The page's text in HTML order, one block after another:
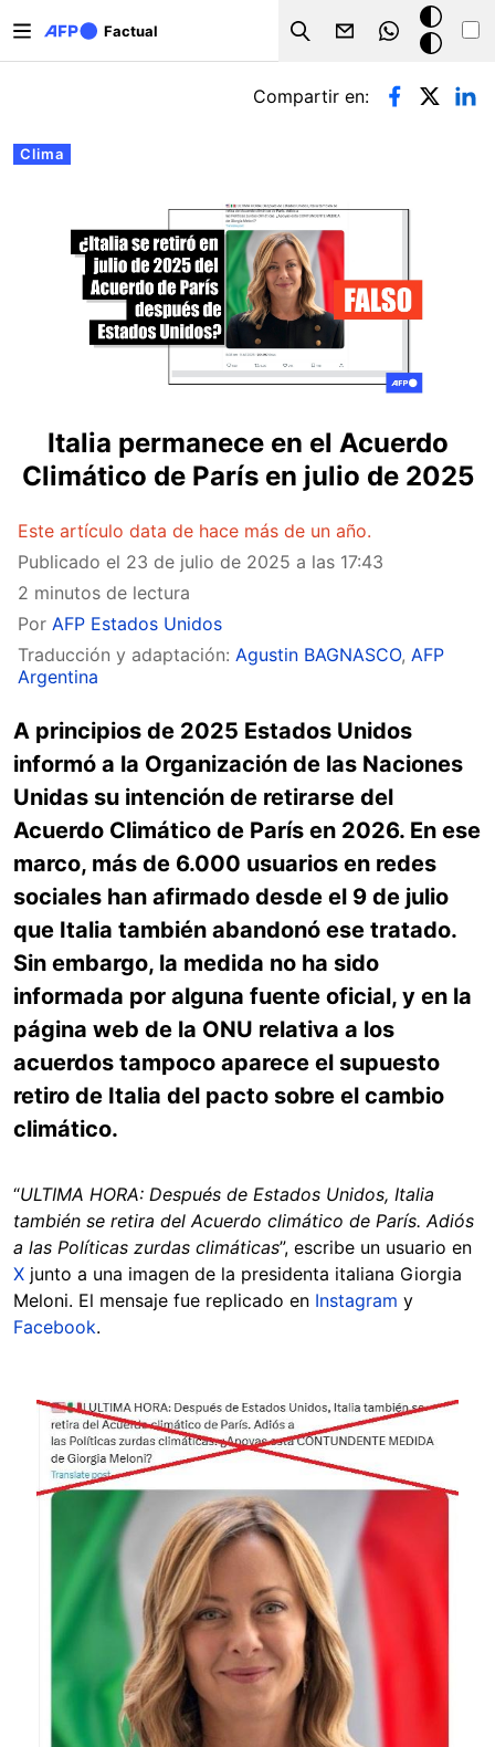
Factual
Search
Modo
oscuro
Solapas principales
Clima
Compartir en:
Italia permanece en el Acuerdo
Climático de París en julio de 2025
Este artículo data de hace más de un año.
Publicado el 23 de julio de 2025 a las 17:43
2 minutos de lectura
Por AFP Estados Unidos
Traducción y adaptación: Agustin BAGNASCO, AFP
Argentina
A principios de 2025 Estados Unidos
informó a la Organización de las Naciones
Unidas su intención de retirarse del
Acuerdo Climático de París en 2026. En ese
marco, más de 6.000 usuarios en redes
sociales han afirmado desde el 9 de julio
que Italia también abandonó ese tratado.
Sin embargo, la medida no ha sido
informada por alguna fuente oficial, y en la
página web de la ONU relativa a los
acuerdos tampoco aparece el supuesto
retiro de Italia del pacto sobre el cambio
climático.
“ULTIMA HORA: Después de Estados Unidos, Italia
también se retira del Acuerdo climático de París. Adiós
a las Políticas zurdas climáticas”, escribe un usuario en
X junto a una imagen de la presidenta italiana Giorgia
Meloni. El mensaje fue replicado en Instagram y
Facebook.
Image